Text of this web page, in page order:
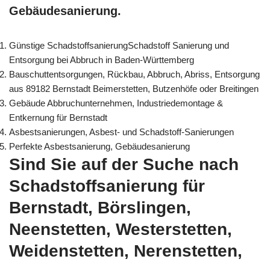
Gebäudesanierung.
Günstige SchadstoffsanierungSchadstoff Sanierung und
Entsorgung bei Abbruch in Baden-Württemberg
Bauschuttentsorgungen, Rückbau, Abbruch, Abriss, Entsorgung
aus 89182 Bernstadt Beimerstetten, Butzenhöfe oder Breitingen
Gebäude Abbruchunternehmen, Industriedemontage &
Entkernung für Bernstadt
Asbestsanierungen, Asbest- und Schadstoff-Sanierungen
Perfekte Asbestsanierung, Gebäudesanierung
Sind Sie auf der Suche nach
Schadstoffsanierung für
Bernstadt, Börslingen,
Neenstetten, Westerstetten,
Weidenstetten, Nerenstetten,